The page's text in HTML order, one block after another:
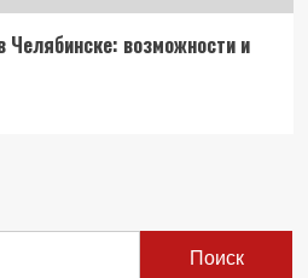
Челябинске: возможности и
Поиск